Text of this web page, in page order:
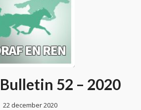
52 – 2020
22 december 2020